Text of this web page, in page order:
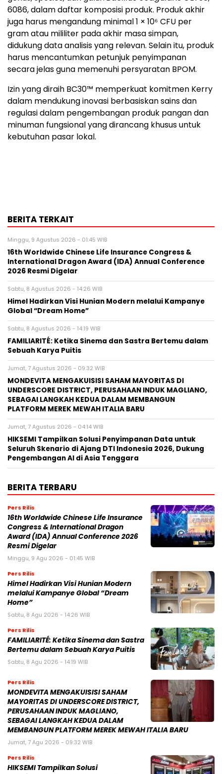
6086, dalam daftar komposisi produk. Produk akhir
juga harus mengandung minimal 1 × 10⁶ CFU per
gram atau mililiter pada akhir masa simpan,
didukung data analisis yang relevan. Selain itu, produk
harus mencantumkan petunjuk penyimpanan
secara jelas guna memenuhi persyaratan BPOM.
Izin yang diraih BC30™ memperkuat komitmen Kerry
dalam mendukung inovasi berbasiskan sains dan
regulasi dalam pengembangan produk pangan dan
minuman fungsional yang dirancang khusus untuk
kebutuhan pasar lokal.
BERITA TERKAIT
Minggu, 9 Agustus 2026 - 01:45 WIB
16th Worldwide Chinese Life Insurance Congress &
International Dragon Award (IDA) Annual Conference
2026 Resmi Digelar
Sabtu, 8 Agustus 2026 - 14:26 WIB
Himel Hadirkan Visi Hunian Modern melalui Kampanye
Global “Dream Home”
Sabtu, 8 Agustus 2026 - 14:19 WIB
FAMILIARITÉ: Ketika Sinema dan Sastra Bertemu dalam
Sebuah Karya Puitis
Jumat, 7 Agustus 2026 - 09:32 WIB
MONDEVITA MENGAKUISISI SAHAM MAYORITAS DI
UNDERSCORE DISTRICT, PERUSAHAAN INDUK MAGLIANO,
SEBAGAI LANGKAH KEDUA DALAM MEMBANGUN
PLATFORM MEREK MEWAH ITALIA BARU
Jumat, 7 Agustus 2026 - 04:14 WIB
HIKSEMI Tampilkan Solusi Penyimpanan Data untuk
Seluruh Skenario di Ajang DTI Indonesia 2026, Dukung
Pengembangan AI di Asia Tenggara
BERITA TERBARU
Pers Rilis
16th Worldwide Chinese Life Insurance
Congress & International Dragon
Award (IDA) Annual Conference 2026
Resmi Digelar
Minggu, 9 Agu 2026 - 01:45 WIB
Pers Rilis
Himel Hadirkan Visi Hunian Modern
melalui Kampanye Global “Dream
Home”
Sabtu, 8 Agu 2026 - 14:26 WIB
Pers Rilis
FAMILIARITÉ: Ketika Sinema dan Sastra
Bertemu dalam Sebuah Karya Puitis
Sabtu, 8 Agu 2026 - 14:19 WIB
Pers Rilis
MONDEVITA MENGAKUISISI SAHAM
MAYORITAS DI UNDERSCORE DISTRICT,
PERUSAHAAN INDUK MAGLIANO,
SEBAGAI LANGKAH KEDUA DALAM
MEMBANGUN PLATFORM MEREK MEWAH ITALIA BARU
Jumat, 7 Agu 2026 - 09:32 WIB
Pers Rilis
HIKSEMI Tampilkan Solusi